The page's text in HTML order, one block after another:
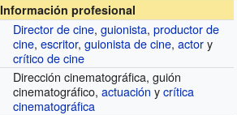
Información profesional
Director de cine,guionista,productor de
cine,escritor,guionista de cine,actory
crítico de cine
Dirección cinematográfica, guión
cinematográfico,actuación ycrítica
cinematográfica